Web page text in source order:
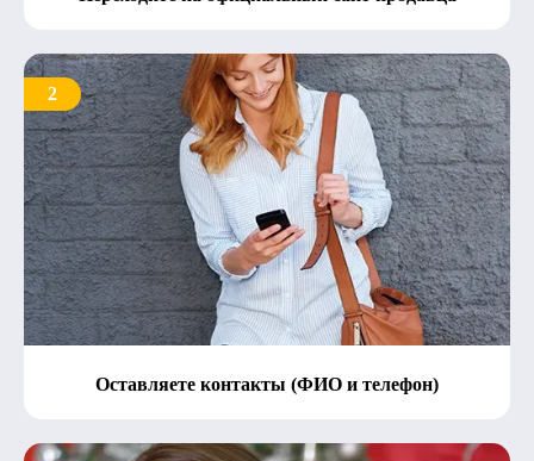
2
Оставляете контакты (ФИО и телефон)